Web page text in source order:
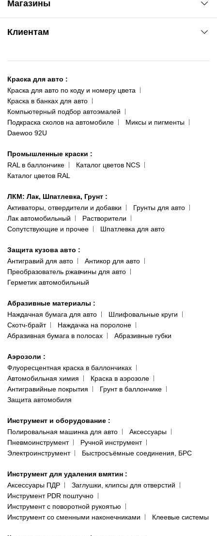
Магазины
ул. Рабочая, 2-а
093 611-39-23
(ориентир: Интайм №40)
Одесса
пр-т Акад. Глушко, 29
066 554-97-70
Клиентам
Доставка и оплата
Сотрудничество
Наши публикации
Публичная оферта
Политика конфиденциальности
Краска для авто :
Краска для авто по коду и номеру цвета
Краска в банках для авто
Компьютерный подбор автоэмалей
Подкраска сколов на автомобиле
Миксы и пигменты
Daewoo 92U
Промышленные краски :
RAL в баллончике
Каталог цветов NCS
Каталог цветов RAL
ЛКМ: Лак, Шпатлевка, Грунт :
Активаторы, отвердители и добавки
Грунты для авто
Лак автомобильный
Растворители
Сопутствующие и прочее
Шпатлевка для авто
Защита кузова авто :
Антигравий для авто
Антикор для авто
Преобразователь ржавчины для авто
Герметик автомобильный
Абразивные материалы :
Наждачная бумага для авто
Шлифовальные круги
Скотч-брайт
Наждачка на поролоне
Абразивная бумага в полосах
Абразивные губки
Аэрозоли :
Флуоресцентная краска в баллончиках
Автомобильная химия
Краска в аэрозоле
Антигравийные покрытия
Грунт в баллончике
Защита автомобиля
Инструмент и оборудование :
Полировальная машинка для авто
Аксессуары
Пневмоинструмент
Ручной инструмент
Электроинструмент
Быстросъёмные соединения, БРС
Инструмент для удаления вмятин :
Аксессуары ПДР
Заглушки, клипсы для отверстий
Инструмент PDR поштучно
Инструмент с поворотной рукоятью
Инструмент со сменными наконечниками
Клеевые системы